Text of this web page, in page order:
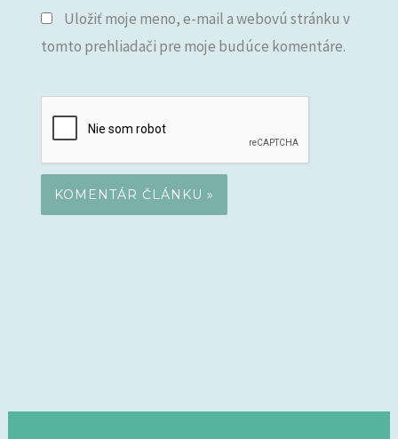
Uložiť moje meno, e-mail a webovú stránku v
tomto prehliadači pre moje budúce komentáre.